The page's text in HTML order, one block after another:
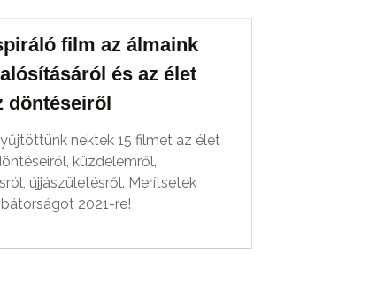
film az álmaink
és az élet
döntéseiről
nektek 15 filmet az élet
küzdelemről,
újjászületésről. Merítsetek
2021-re!